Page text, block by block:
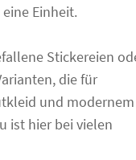
Einheit.
Stickereien
die für
und modernem
ist hier bei vielen